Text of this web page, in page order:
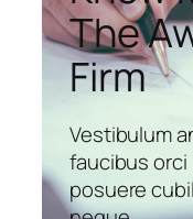
The
Firm
Vestibulum
faucibus
posuere